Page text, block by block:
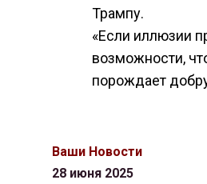
Трампу.
«Если иллюзии
возможности,
порождает
Ваши Новости
28 июня 2025